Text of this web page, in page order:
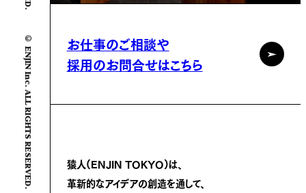
© ENJIN Inc. ALL RIGHTS RESERVED.
お仕事のご相談や
採用のお問合せはこちら
猿人(ENJIN TOKYO)は、
革新的なアイデアの創造を通して、